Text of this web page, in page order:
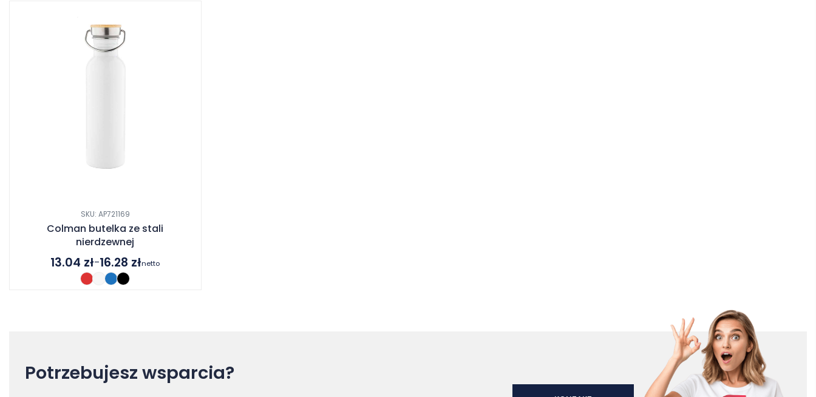
SKU: AP721169
Colman butelka ze stali
nierdzewnej
13.04 zł–16.28 złnetto
Potrzebujesz wsparcia?